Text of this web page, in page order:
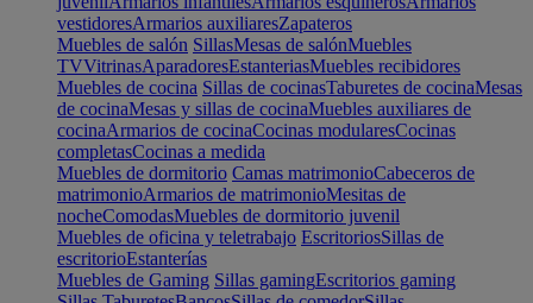
vestidoresArmarios auxiliaresZapateros
Muebles de salón SillasMesas de salónMuebles
TVVitrinasAparadoresEstanteriasMuebles recibidores
Muebles de cocina Sillas de cocinasTaburetes de cocinaMesas
de cocinaMesas y sillas de cocinaMuebles auxiliares de
cocinaArmarios de cocinaCocinas modularesCocinas
completasCocinas a medida
Muebles de dormitorio Camas matrimonioCabeceros de
matrimonioArmarios de matrimonioMesitas de
nocheComodasMuebles de dormitorio juvenil
Muebles de oficina y teletrabajo EscritoriosSillas de
escritorioEstanterías
Muebles de Gaming Sillas gamingEscritorios gaming